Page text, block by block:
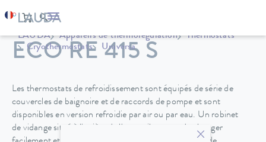
LAUDA Appareils de thermorégulation
Thermostats
Cryothermostats
Universa
ECO RE 415 S
Les thermostats de refroidissement sont équipés de série de
couvercles de baignoire et de raccords de pompe et sont
disponibles en version refroidie par air ou par eau. Un robinet
de vidange situé à l'arrière de l'appareil permet de changer